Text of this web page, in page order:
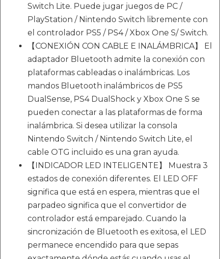
Switch Lite. Puede jugar juegos de PC /
PlayStation / Nintendo Switch libremente con
el controlador PS5 / PS4 / Xbox One S/ Switch.
【CONEXIÓN CON CABLE E INALÁMBRICA】 El
adaptador Bluetooth admite la conexión con
plataformas cableadas o inalámbricas. Los
mandos Bluetooth inalámbricos de PS5
DualSense, PS4 DualShock y Xbox One S se
pueden conectar a las plataformas de forma
inalámbrica. Si desea utilizar la consola
Nintendo Switch / Nintendo Switch Lite, el
cable OTG incluido es una gran ayuda.
【INDICADOR LED INTELIGENTE】 Muestra 3
estados de conexión diferentes. El LED OFF
significa que está en espera, mientras que el
parpadeo significa que el convertidor de
controlador está emparejado. Cuando la
sincronización de Bluetooth es exitosa, el LED
permanece encendido para que sepas